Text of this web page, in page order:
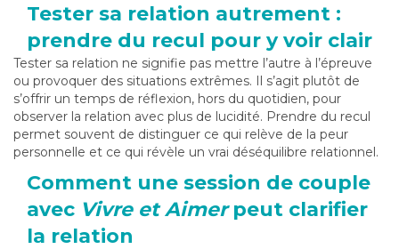
Tester sa relation autrement :
prendre du recul pour y voir clair
Tester sa relation ne signifie pas mettre l’autre à l’épreuve
ou provoquer des situations extrêmes. Il s’agit plutôt de
s’offrir un temps de réflexion, hors du quotidien, pour
observer la relation avec plus de lucidité. Prendre du recul
permet souvent de distinguer ce qui relève de la peur
personnelle et ce qui révèle un vrai déséquilibre relationnel.
Comment une session de couple
avec Vivre et Aimerpeut clarifier
la relation